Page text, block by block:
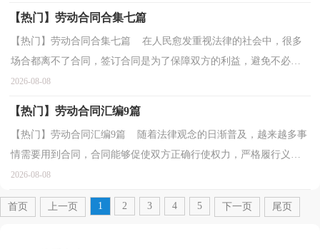
【热门】劳动合同合集七篇
【热门】劳动合同合集七篇 在人民愈发重视法律的社会中，很多
场合都离不了合同，签订合同是为了保障双方的利益，避免不必要
的争端。合同有不同的类型，当然也有不同的目的，下面是...
2026-08-08
【热门】劳动合同汇编9篇
【热门】劳动合同汇编9篇 随着法律观念的日渐普及，越来越多事
情需要用到合同，合同能够促使双方正确行使权力，严格履行义
务。知道吗，写合同可是有方法的哦，以下是小编为大家收...
2026-08-08
首页 上一页 1 2 3 4 5 下一页 尾页